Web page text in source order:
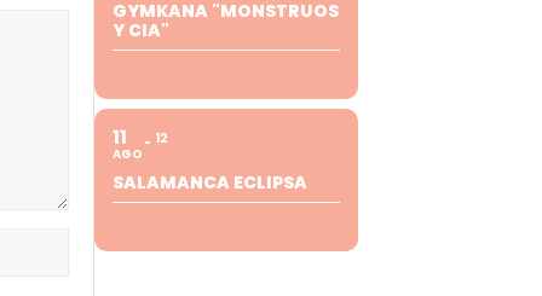
GYMKANA "MONSTRUOS
Y CIA"
11
AGO
12
SALAMANCA ECLIPSA